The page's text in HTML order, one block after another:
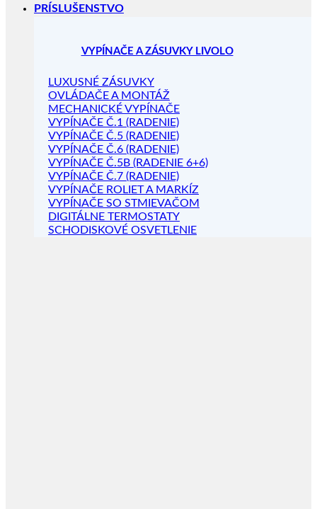
PRÍSLUŠENSTVO
VYPÍNAČE A ZÁSUVKY LIVOLO
LUXUSNÉ ZÁSUVKY
OVLÁDAČE A MONTÁŽ
MECHANICKÉ VYPÍNAČE
VYPÍNAČE Č.1 (RADENIE)
VYPÍNAČE Č.5 (RADENIE)
VYPÍNAČE Č.6 (RADENIE)
VYPÍNAČE Č.5B (RADENIE 6+6)
VYPÍNAČE Č.7 (RADENIE)
VYPÍNAČE ROLIET A MARKÍZ
VYPÍNAČE SO STMIEVAČOM
DIGITÁLNE TERMOSTATY
SCHODISKOVÉ OSVETLENIE